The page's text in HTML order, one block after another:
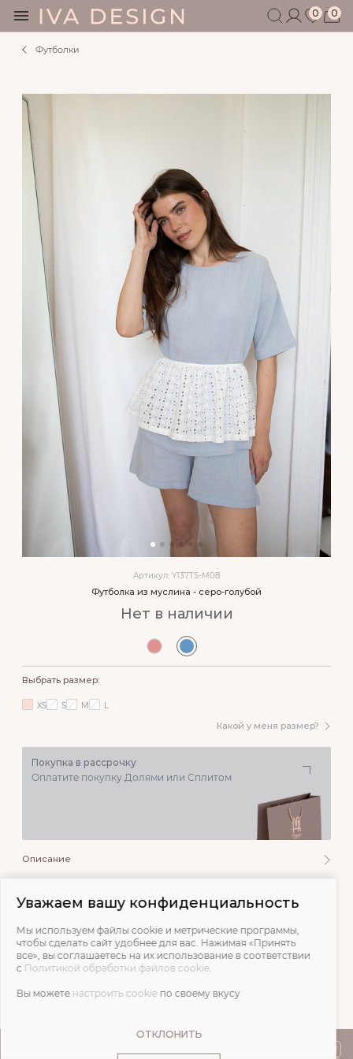
0 0
БЕЗ СЕКРЕТОВ
МУЖЧИНАМ
ДЕТЯМ
АКСЕССУАРЫ
СЕРТИФИКАТ
АКЦИИ
БЛОГ
ШОУРУМ
+7 495 401 6950
Футболки
Артикул: Y137TS-M08
Футболка из муслина - серо-голубой
Нет в наличии
Выбрать размер:
Какой у меня размер?
XS S M L
Покупка в рассрочку
Оплатите покупку Долями или Сплитом
Описание
Состав и уход
Обмеры
Уважаем вашу конфиденциальность
Мы используем файлы cookie и метрические программы,
чтобы сделать сайт удобнее для вас. Нажимая «Принять
все», вы соглашаетесь на их использование в соответствии
с Политикой обработки файлов cookie.
Вы можете настроить cookie по своему вкусу
ОТКЛОНИТЬ